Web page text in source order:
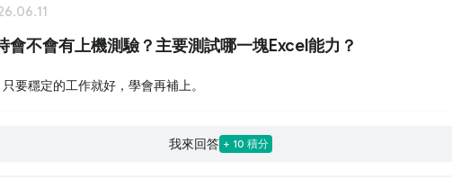
會不會有上機測驗？主要測試哪一塊Excel能力？
要穩定的工作就好，學會再補上。
我來回答 + 10 積分